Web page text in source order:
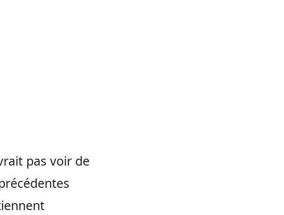
pas voir de